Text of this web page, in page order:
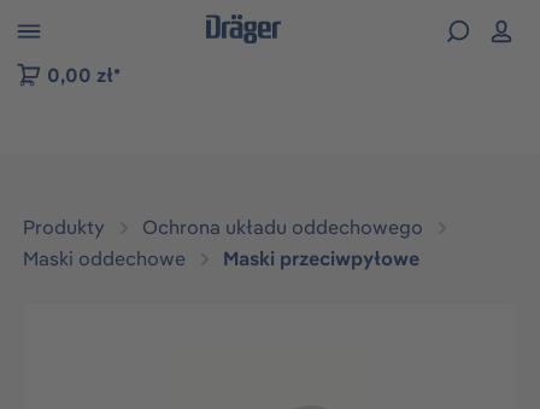
do nawigacji na platformie B2B
0,00 zł*
Produkty
Ochrona układu oddechowego
Maski oddechowe
Maski przeciwpyłowe